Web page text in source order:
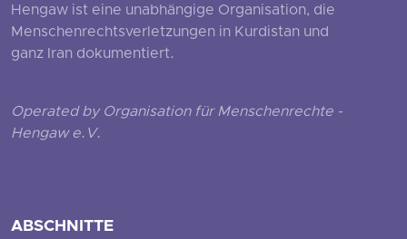
Hengaw ist eine unabhängige Organisation, die
Menschenrechtsverletzungen in Kurdistan und
ganz Iran dokumentiert.
Operated by Organisation für Menschenrechte -
Hengaw e.V.
ABSCHNITTE